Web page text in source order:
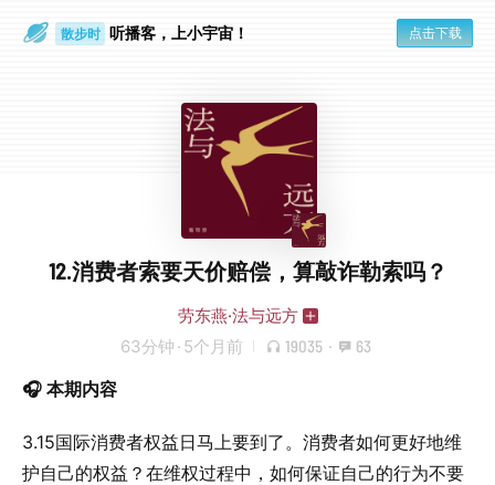
散步时 听播客，上小宇宙！ 点击下载
12.消费者索要天价赔偿，算敲诈勒索吗？
劳东燕·法与远方
63分钟 · 5个月前 19035 · 63
🎧 本期内容
3.15国际消费者权益日马上要到了。消费者如何更好地维
护自己的权益？在维权过程中，如何保证自己的行为不要